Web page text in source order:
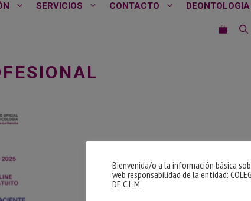
SERVICIOS CONTACTO DEONTOLOGIA
Bienvenida/o a la información básica
web responsabilidad de la entidad:
DE C.L.M